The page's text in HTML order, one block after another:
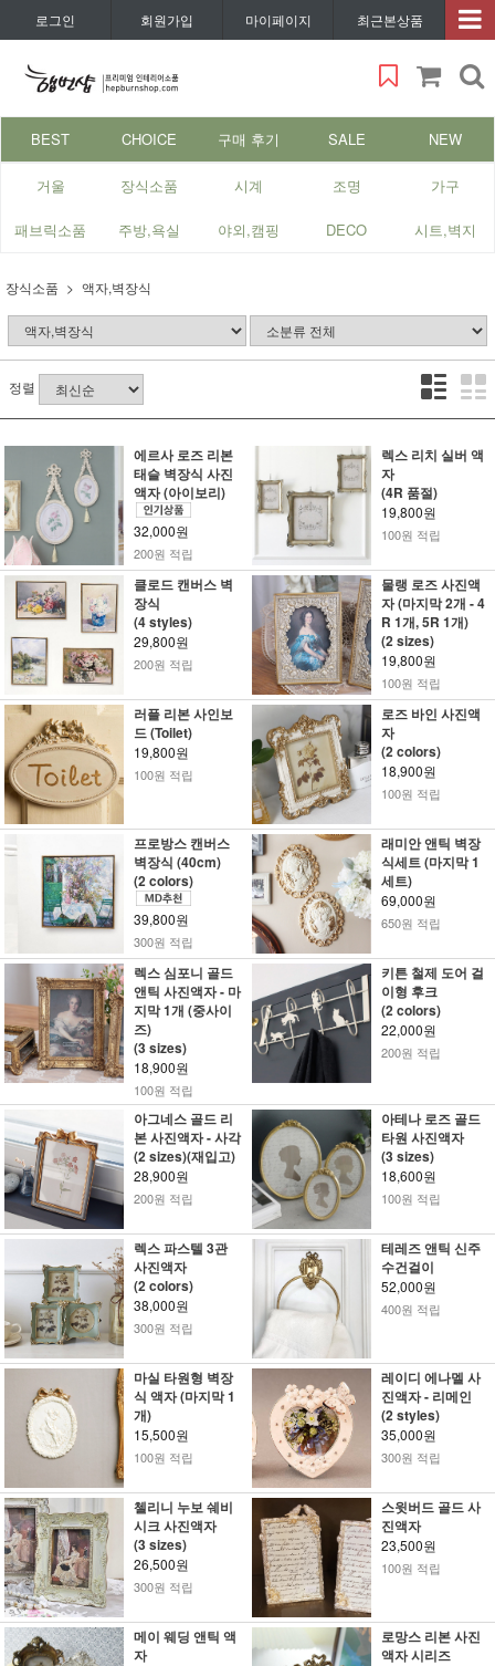
로그인 회원가입 마이페이지 최근본상품
BEST CHOICE 구매 후기 SALE NEW
거울 장식소품 시계 조명 가구
패브릭소품 주방,욕실 야외,캠핑 DECO 시트,벽지
장식소품 액자,벽장식
정렬
에르사 로즈 리본
태슬 벽장식 사진
액자 (아이보리)
32,000원
200원 적립
렉스 리치 실버 액
자
(4R 품절)
19,800원
100원 적립
클로드 캔버스 벽
장식
(4 styles)
29,800원
200원 적립
물랭 로즈 사진액
자 (마지막 2개 - 4
R 1개, 5R 1개)
(2 sizes)
19,800원
100원 적립
러플 리본 사인보
드 (Toilet)
19,800원
100원 적립
로즈 바인 사진액
자
(2 colors)
18,900원
100원 적립
프로방스 캔버스
벽장식 (40cm)
(2 colors)
39,800원
300원 적립
래미안 앤틱 벽장
식세트 (마지막 1
세트)
69,000원
650원 적립
렉스 심포니 골드
앤틱 사진액자 - 마
지막 1개 (중사이
즈)
(3 sizes)
18,900원
100원 적립
키튼 철제 도어 걸
이형 후크
(2 colors)
22,000원
200원 적립
아그네스 골드 리
본 사진액자 - 사각
(2 sizes)(재입고)
28,900원
200원 적립
아테나 로즈 골드
타원 사진액자
(3 sizes)
18,600원
100원 적립
렉스 파스텔 3관
사진액자
(2 colors)
38,000원
300원 적립
테레즈 앤틱 신주
수건걸이
52,000원
400원 적립
마실 타원형 벽장
식 액자 (마지막 1
개)
15,500원
100원 적립
레이디 에나멜 사
진액자 - 리메인
(2 styles)
35,000원
300원 적립
첼리니 누보 쉐비
시크 사진액자
(3 sizes)
26,500원
300원 적립
스윗버드 골드 사
진액자
23,500원
100원 적립
메이 웨딩 앤틱 액
자
로망스 리본 사진
액자 시리즈